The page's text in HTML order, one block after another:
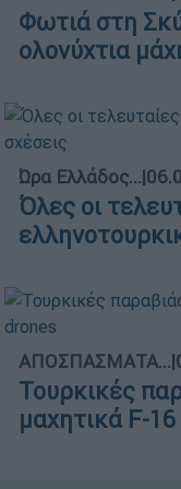
Φωτιά στη
ολονύχτια
Ώρα Ελλάδος...|
Όλες οι
ΑΠΟΣΠΑΣΜΑΤΑ...|
Τουρκικές
μαχητικά F-